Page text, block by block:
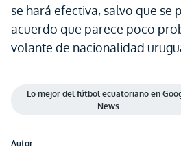
se hará efectiva, salvo que se
acuerdo que parece poco
volante de nacionalidad
Lo mejor del fútbol ecuatoriano en
News
Autor: